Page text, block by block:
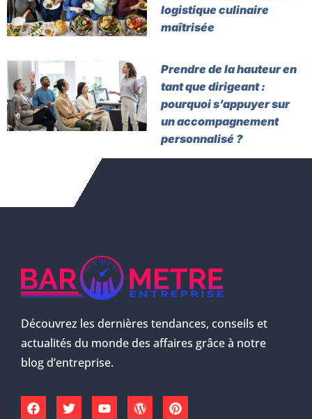
logistique culinaire
maîtrisée
Prendre de la hauteur en
tant que dirigeant :
pourquoi s’appuyer sur
un accompagnement
personnalisé ?
Découvrez les dernières tendances, conseils et
actualités du monde des affaires grâce à notre
blog d’entreprise.